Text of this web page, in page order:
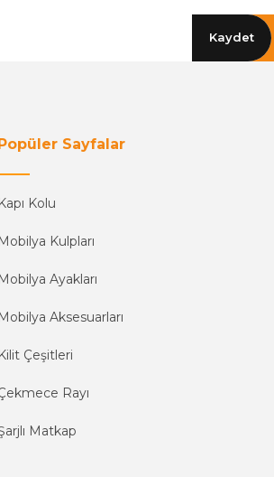
Kaydet
Sayfalar
Kapı Kolu
Mobilya Kulpları
Mobilya Ayakları
Mobilya Aksesuarları
Kilit Çeşitleri
Rayı
Matkap